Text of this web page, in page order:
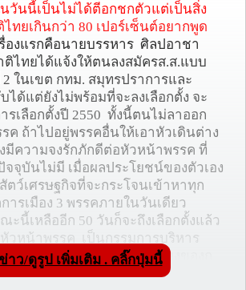
วันนี้เป็นไม่ได้ตีอกชกตัวแต่เป็นสิ่ง
ทยเกินกว่า 80 เปอร์เซ็นต์อยากพูด
องแรกคือนายบรรหาร ศิลปอาชา
ไทยได้แจ้งให้ตนลงสมัครส.ส.แบบ
ในเขต กทม. สมุทรปราการและ
ด้แต่ยังไม่พร้อมที่จะลงเลือกตั้ง จะ
รเลือกตั้งปี 2550 ทั้งนี้ตนไม่ลาออก
ค ถ้าไปอยู่พรรคอื่นให้เอาหัวเดินต่าง
มีความจงรักภักดีต่อหัวหน้าพรรค ที่
จจุบันไม่มี เมื่อผลประโยชน์ของตัวเอง
ตว์เศรษฐกิจที่จะกระโจนเข้าหาทุก
ารเมือง 3 พรรคภายในวันเดียว
ะนี้เหลืออีก 50 วันก็จะถึงเลือกตั้งแล้ว
วหน้าพรรค เป็นกรรมการบริหาร
ใครจะเป็นผู้นำในการหาเสียงของก
าว/ดูรูป เพิ่มเติม . คลิ๊กปุ่มนี้